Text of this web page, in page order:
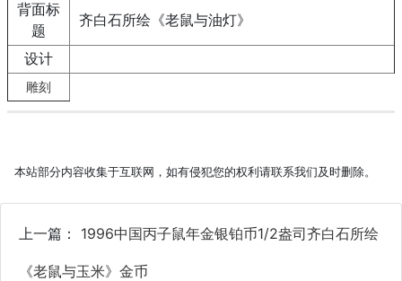
背面标
题
齐白石所绘《老鼠与油灯》
设计
雕刻
本站部分内容收集于互联网，如有侵犯您的权利请联系我们及时删除。
上一篇： 1996中国丙子鼠年金银铂币1/2盎司齐白石所绘
《老鼠与玉米》金币